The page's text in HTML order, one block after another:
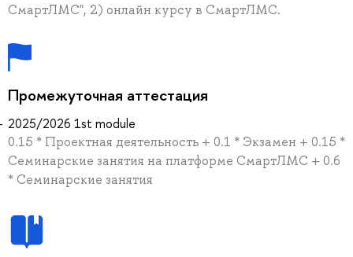
СмартЛМС", 2) онлайн курсу в СмартЛМС.
Промежуточная аттестация
2025/2026 1st module
0.15 * Проектная деятельность + 0.1 * Экзамен + 0.15 *
Семинарские занятия на платформе СмартЛМС + 0.6
* Семинарские занятия